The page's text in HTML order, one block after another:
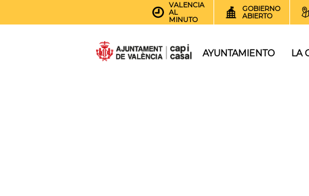
VALENCIA
AL
MINUTO
GOBIERNO
ABIERTO
AYUNTAMIENTO LA